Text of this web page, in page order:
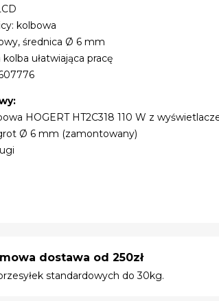
kolbowa
średnica Ø 6 mm
ułatwiająca pracę
HOGERT HT2C318 110 W z
Ø 6 mm (zamontowany)
dostawa od 250zł
standardowych do 30kg.